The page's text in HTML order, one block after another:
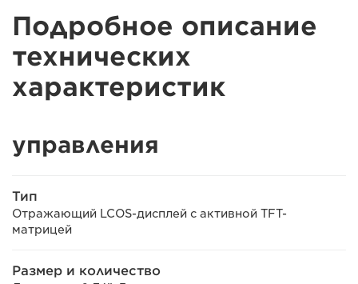
Подробное описание
технических
характеристик
управления
Тип
Отражающий LCOS-дисплей с активной TFT-
матрицей
Размер и количество